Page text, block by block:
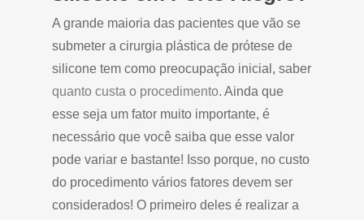
A grande maioria das pacientes que vão se
submeter a cirurgia plástica de prótese de
silicone tem como preocupação inicial, saber
quanto custa o procedimento. Ainda que
esse seja um fator muito importante, é
necessário que você saiba que esse valor
pode variar e bastante! Isso porque, no custo
do procedimento vários fatores devem ser
considerados! O primeiro deles é realizar a